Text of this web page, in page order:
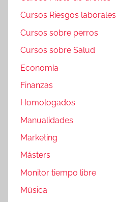
Cursos Riesgos laborales
Cursos sobre perros
Cursos sobre Salud
Economía
Finanzas
Homologados
Manualidades
Marketing
Másters
Monitor tiempo libre
Música